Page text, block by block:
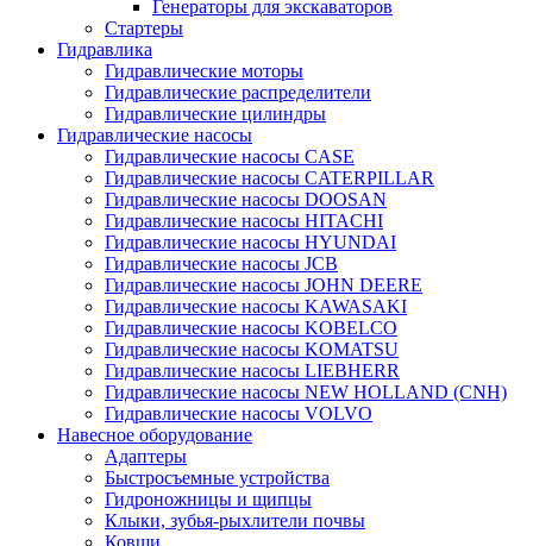
Генераторы для экскаваторов
Стартеры
Гидравлика
Гидравлические моторы
Гидравлические распределители
Гидравлические цилиндры
Гидравлические насосы
Гидравлические насосы CASE
Гидравлические насосы CATERPILLAR
Гидравлические насосы DOOSAN
Гидравлические насосы HITACHI
Гидравлические насосы HYUNDAI
Гидравлические насосы JCB
Гидравлические насосы JOHN DEERE
Гидравлические насосы KAWASAKI
Гидравлические насосы KOBELCO
Гидравлические насосы KOMATSU
Гидравлические насосы LIEBHERR
Гидравлические насосы NEW HOLLAND (CNH)
Гидравлические насосы VOLVO
Навесное оборудование
Адаптеры
Быстросъемные устройства
Гидроножницы и щипцы
Клыки, зубья-рыхлители почвы
Ковши